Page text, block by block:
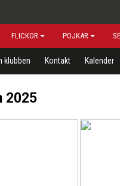
FLICKOR POJKAR
klubben Kontakt Kalender
2025